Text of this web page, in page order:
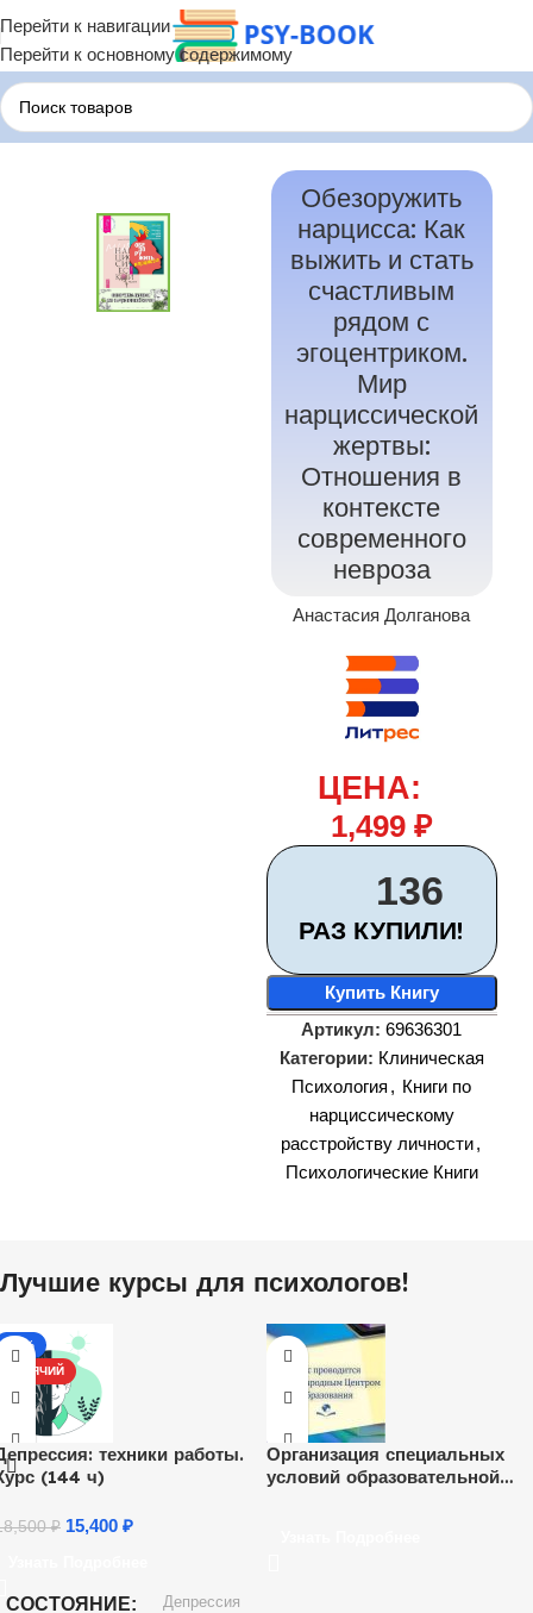
Перейти к навигации
Перейти к основному содержимому
Книги по нарциссическому расстройству личности
Обезоружить
нарцисса: Как
выжить и стать
счастливым
рядом с
эгоцентриком.
Мир
нарциссической
жертвы:
Отношения в
контексте
современного
невроза
Анастасия Долганова
ЦЕНА:
1,499₽
136
РАЗ КУПИЛИ!
Купить Книгу
Артикул:69636301
Категории: Клиническая
Психология , Книги по
нарциссическому
расстройству личности,
Психологические Книги
Лучшие курсы для психологов!
-17%
ГОРЯЧИЙ
техники работы.
(144 ч)
₽ 15,400 ₽
СОСТОЯНИЕ Депрессия
Организация специальных
условий образовательной